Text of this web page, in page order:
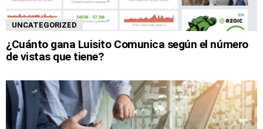
UNCATEGORIZED
¿Cuánto gana Luisito Comunica según el número
de vistas que tiene?